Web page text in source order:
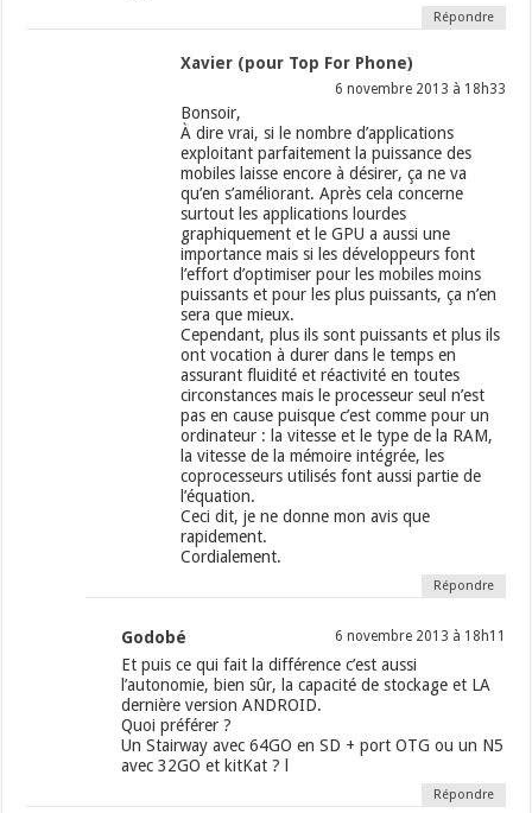
Répondre
Xavier (pour Top For Phone)
6 novembre 2013 à 18h33
Bonsoir,
À dire vrai, si le nombre d’applications
exploitant parfaitement la puissance des
mobiles laisse encore à désirer, ça ne va
qu’en s’améliorant. Après cela concerne
surtout les applications lourdes
graphiquement et le GPU a aussi une
importance mais si les développeurs font
l’effort d’optimiser pour les mobiles moins
puissants et pour les plus puissants, ça n’en
sera que mieux.
Cependant, plus ils sont puissants et plus ils
ont vocation à durer dans le temps en
assurant fluidité et réactivité en toutes
circonstances mais le processeur seul n’est
pas en cause puisque c’est comme pour un
ordinateur : la vitesse et le type de la RAM,
la vitesse de la mémoire intégrée, les
coprocesseurs utilisés font aussi partie de
l’équation.
Ceci dit, je ne donne mon avis que
rapidement.
Cordialement.
Répondre
Godobé 6 novembre 2013 à 18h11
Et puis ce qui fait la différence c’est aussi
l’autonomie, bien sûr, la capacité de stockage et LA
dernière version ANDROID.
Quoi préférer ?
Un Stairway avec 64GO en SD + port OTG ou un N5
avec 32GO et kitKat ? l
Répondre